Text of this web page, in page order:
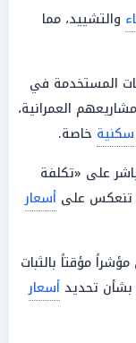
والتشييد، مما
المستخدمة في
العمرانية،
سكنية خاصة.
على «تكلفة
تنعكس على أسعار
مؤقتاً بالثبات
بشأن تحديد أسعار